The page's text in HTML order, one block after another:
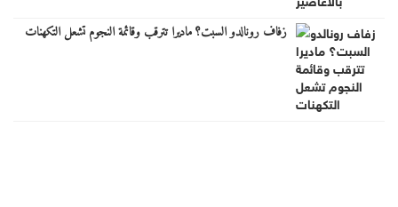
زفاف رونالدو السبت؟ ماديرا تترقب وقائمة النجوم تشعل التكهنات